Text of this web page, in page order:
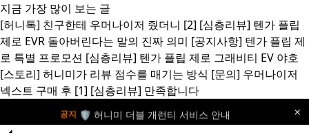
지금 가장 많이 보는 글
[허니톡] 친구한테 우머나이저 줬더니 [2] [심층리뷰] 텐가 플립
제로 EVR 돌아버린다는 말의 진짜 의미 [공지사항] 텐가 플립 제
로 특별 프로모션 [심층리뷰] 텐가 플립 제로 그래비티 EV 야호
[스토리] 허니미가 리뷰 점수를 매기는 방식 [문의] 우머나이저
넥스트 구매 후 [1] [심층리뷰] 만족합니다
공지 🛡️ 허니미 더블 개런티 서비스 안내 ×